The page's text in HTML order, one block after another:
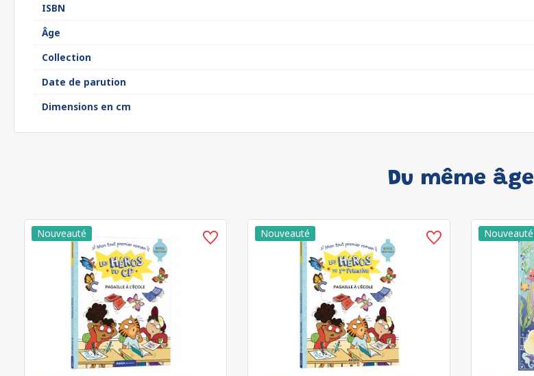
ISBN
Âge
Collection
Date de parution
Dimensions en cm
Du même âge